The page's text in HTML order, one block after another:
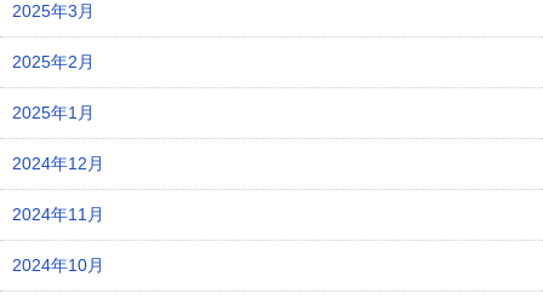
2025年3月
2025年2月
2025年1月
2024年12月
2024年11月
2024年10月